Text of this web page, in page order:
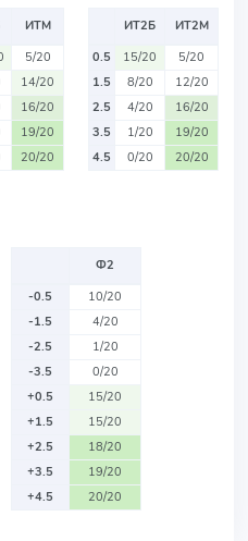
ИТМ
5/20
14/20
16/20
19/20
20/20
ИТ2Б
ИТ2М
0.5
15/20
5/20
1.5
8/20
12/20
2.5
4/20
16/20
3.5
1/20
19/20
4.5
0/20 20/20
Ф2
-0.5
10/20
-1.5
4/20
-2.5
1/20
-3.5
0/20
+0.5
15/20
+1.5
15/20
+2.5
18/20
+3.5
19/20
+4.5
20/20